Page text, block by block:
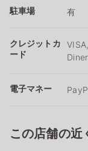
駐車場 有
クレジットカ
ード
電子マネー
この店舗の近